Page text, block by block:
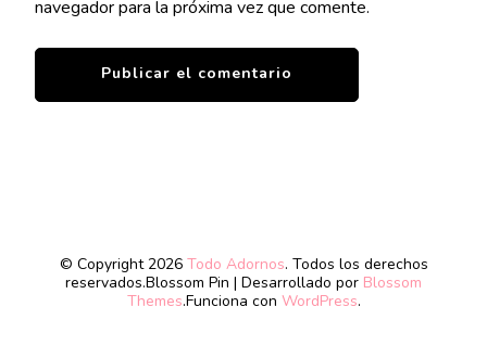
navegador para la próxima vez que comente.
© Copyright 2026 Todo Adornos. Todos los derechos
reservados.Blossom Pin | Desarrollado por Blossom
Themes.Funciona con WordPress.